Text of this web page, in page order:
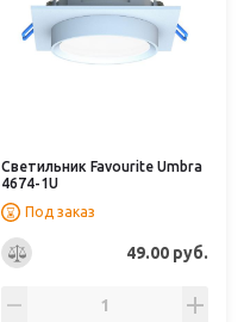
Светильник Favourite Umbra
4674-1U
Под заказ
49.00 руб.